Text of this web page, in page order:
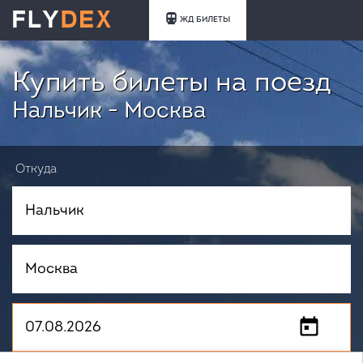
ЖД БИЛЕТЫ
Купить билеты на поезд
Нальчик - Москва
Откуда